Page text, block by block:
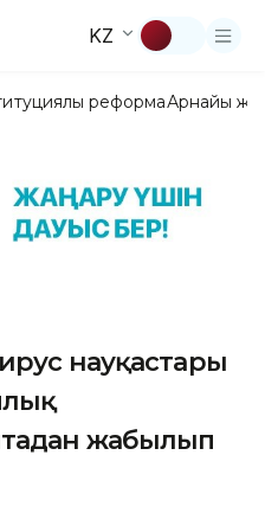
KZ
реформаАрнайы
науқастары
жабылып